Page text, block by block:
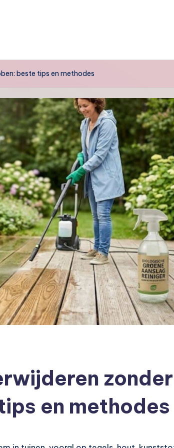
beste tips en methodes
zonder
en methodes